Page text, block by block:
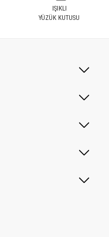
IŞIKLI
YÜZÜK KUTUSU